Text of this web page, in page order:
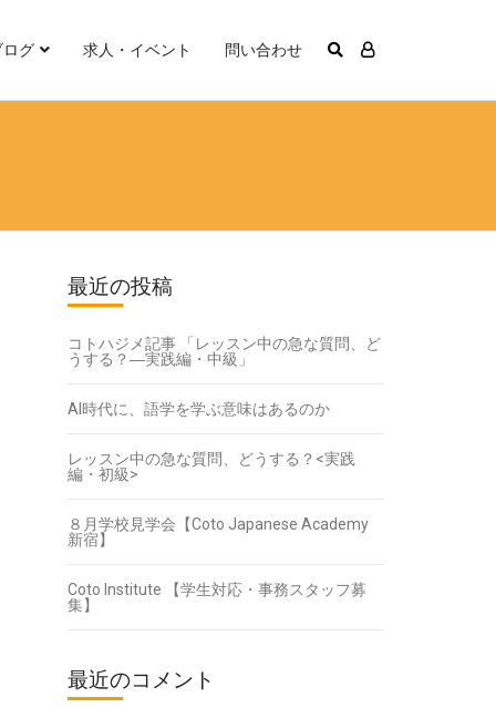
ログ 求人・イベント 問い合わせ
最近の投稿
コトハジメ記事 「レッスン中の急な質問、ど
うする？―実践編・中級」
AI時代に、語学を学ぶ意味はあるのか
レッスン中の急な質問、どうする？<実践
編・初級>
８月学校見学会【Coto Japanese Academy
新宿】
Coto Institute 【学生対応・事務スタッフ募
集】
最近のコメント